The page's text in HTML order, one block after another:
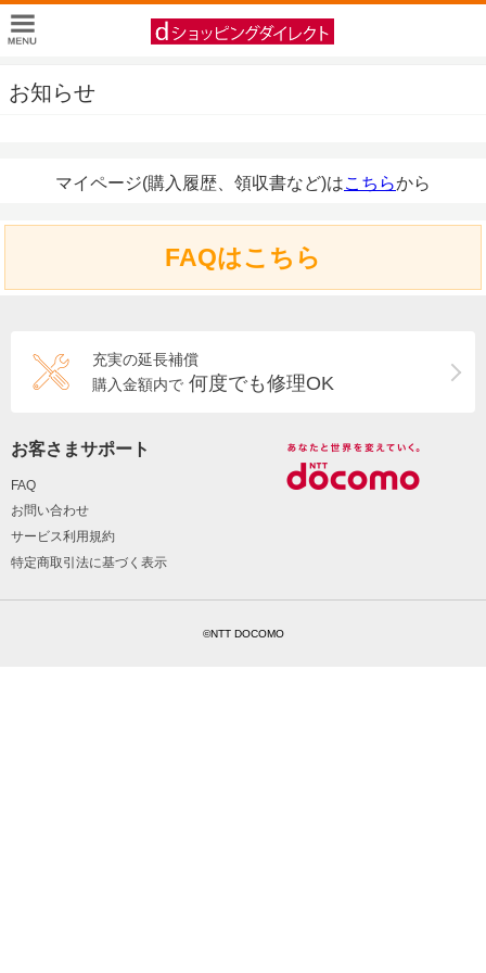
お知らせ
マイページ(購入履歴、領収書など)はこちらから
FAQはこちら
充実の延長補償
購入金額内で 何度でも修理OK
お客さまサポート
FAQ
お問い合わせ
サービス利用規約
特定商取引法に基づく表示
©NTT DOCOMO